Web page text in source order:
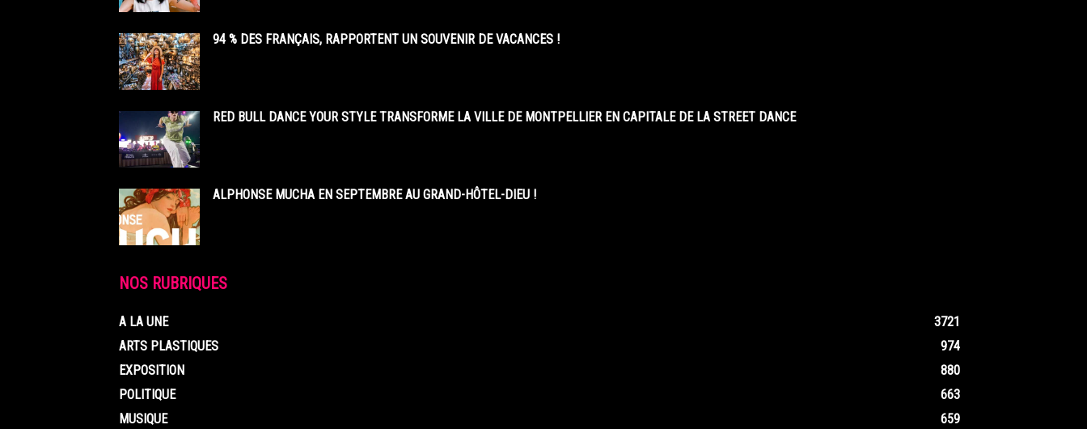
94 % DES FRANÇAIS, RAPPORTENT UN SOUVENIR DE VACANCES !
RED BULL DANCE YOUR STYLE TRANSFORME LA VILLE DE MONTPELLIER EN CAPITALE DE LA STREET DANCE
ALPHONSE MUCHA EN SEPTEMBRE AU GRAND-HÔTEL-DIEU !
NOS RUBRIQUES
A LA UNE
3721
ARTS PLASTIQUES
974
EXPOSITION
880
POLITIQUE
663
MUSIQUE
659